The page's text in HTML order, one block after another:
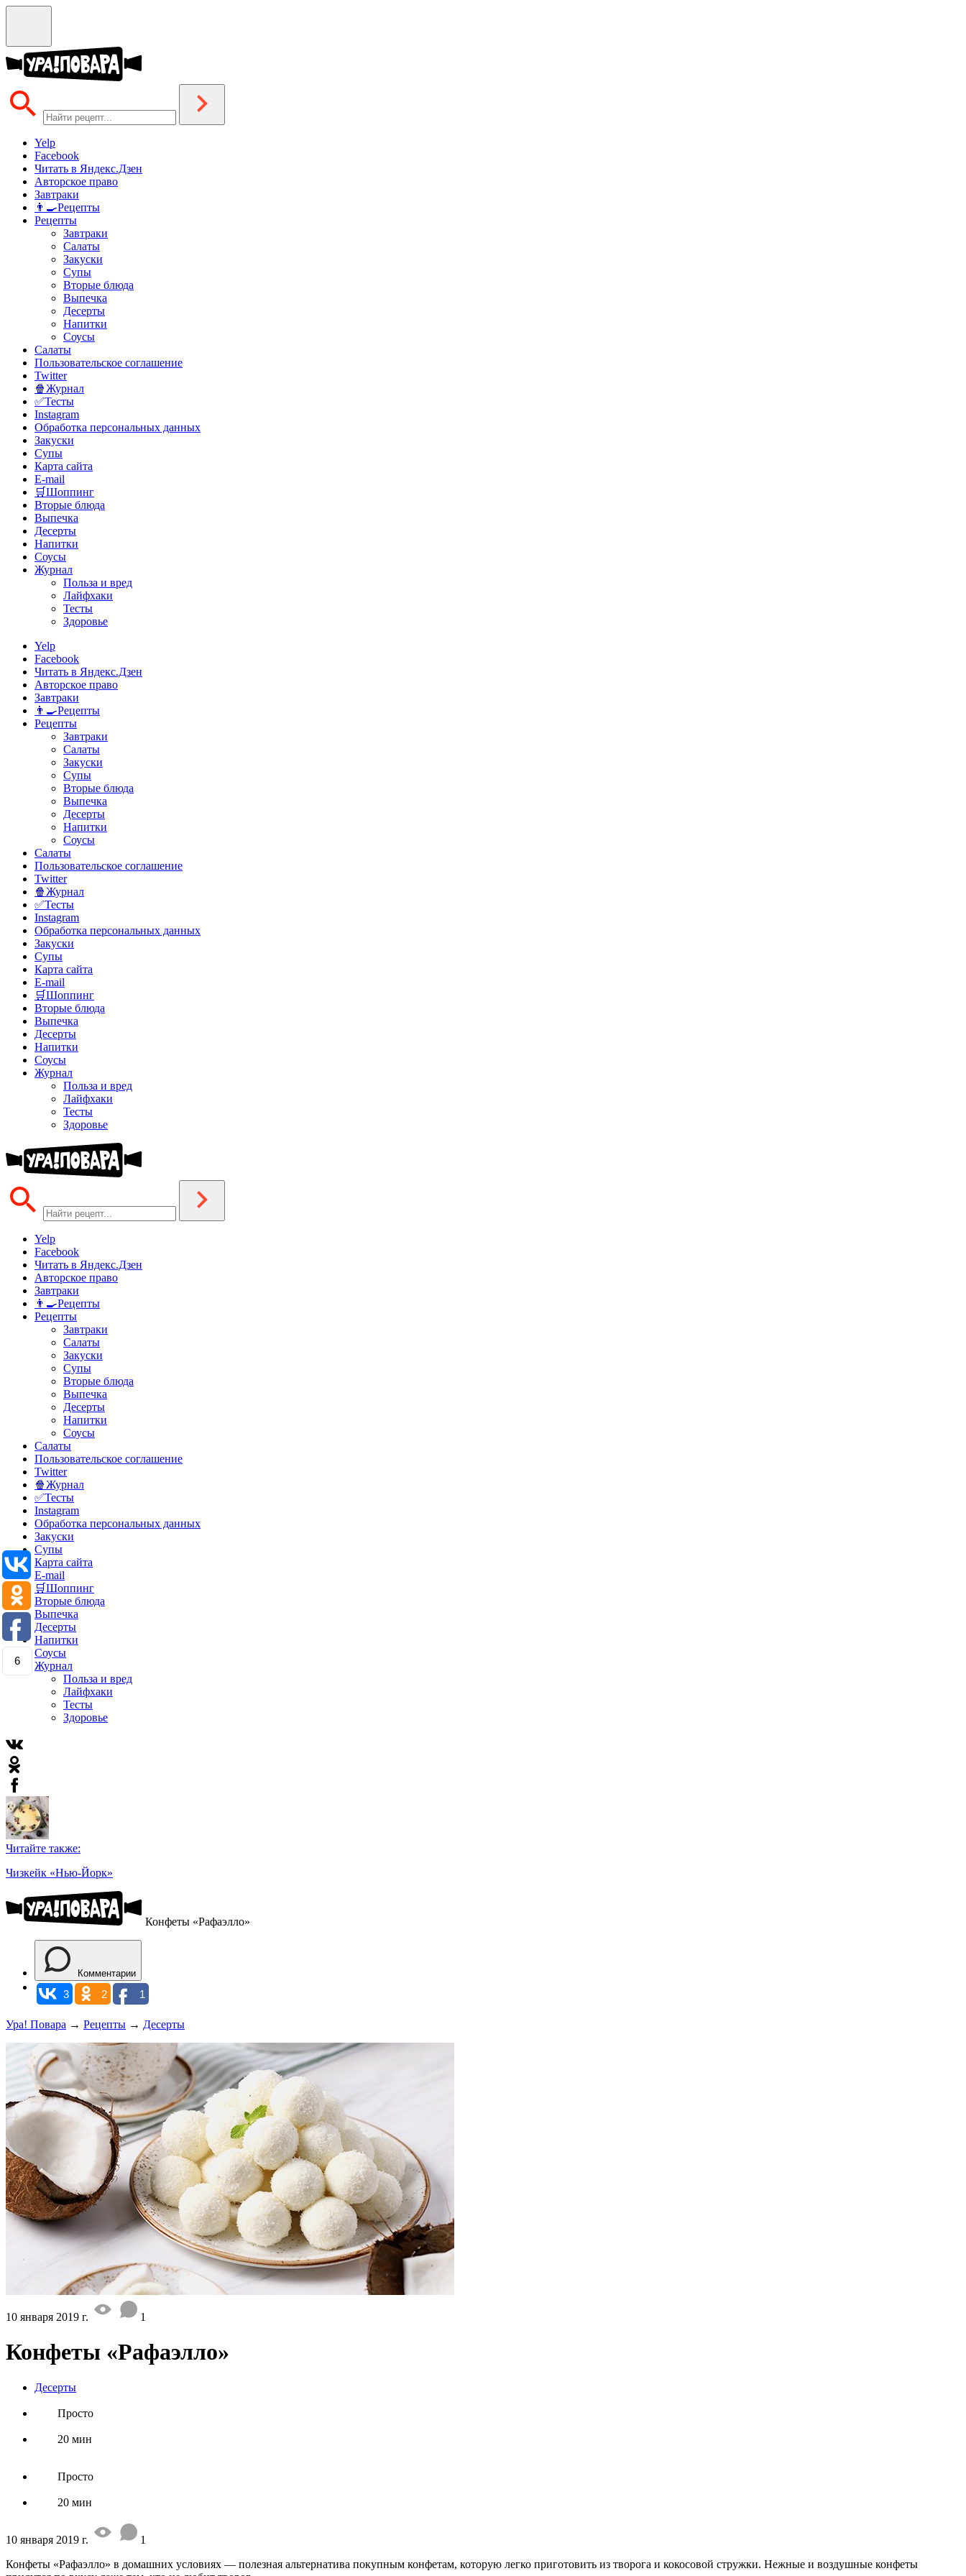
Yelp
Facebook
Читать в Яндекс.Дзен
Авторское право
Завтраки
👨‍🍳Рецепты
Рецепты
Завтраки
Салаты
Закуски
Супы
Вторые блюда
Выпечка
Десерты
Напитки
Соусы
Салаты
Пользовательское соглашение
Twitter
🍿Журнал
✅Тесты
Instagram
Обработка персональных данных
Закуски
Супы
Карта сайта
E-mail
🛒Шоппинг
Вторые блюда
Выпечка
Десерты
Напитки
Соусы
Журнал
Польза и вред
Лайфхаки
Тесты
Здоровье
Yelp
Facebook
Читать в Яндекс.Дзен
Авторское право
Завтраки
👨‍🍳Рецепты
Рецепты
Завтраки
Салаты
Закуски
Супы
Вторые блюда
Выпечка
Десерты
Напитки
Соусы
Салаты
Пользовательское соглашение
Twitter
🍿Журнал
✅Тесты
Instagram
Обработка персональных данных
Закуски
Супы
Карта сайта
E-mail
🛒Шоппинг
Вторые блюда
Выпечка
Десерты
Напитки
Соусы
Журнал
Польза и вред
Лайфхаки
Тесты
Здоровье
Yelp
Facebook
Читать в Яндекс.Дзен
Авторское право
Завтраки
👨‍🍳Рецепты
Рецепты
Завтраки
Салаты
Закуски
Супы
Вторые блюда
Выпечка
Десерты
Напитки
Соусы
Салаты
Пользовательское соглашение
Twitter
🍿Журнал
✅Тесты
Instagram
Обработка персональных данных
Закуски
Супы
Карта сайта
E-mail
🛒Шоппинг
Вторые блюда
Выпечка
Десерты
Напитки
Соусы
Журнал
Польза и вред
Лайфхаки
Тесты
Здоровье
Читайте также:
Чизкейк «Нью-Йорк»
Конфеты «Рафаэлло»
Комментарии
3
2 1
Ура! Повара → Рецепты → Десерты
10 января 2019 г. 1
Конфеты «Рафаэлло»
Десерты
Просто
20 мин
Просто
20 мин
10 января 2019 г.
1
Конфеты «Рафаэлло» в домашних условиях — полезная альтернатива покупным конфетам, которую легко приготовить из творога и кокосовой стружки. Нежные и воздушные конфеты
6